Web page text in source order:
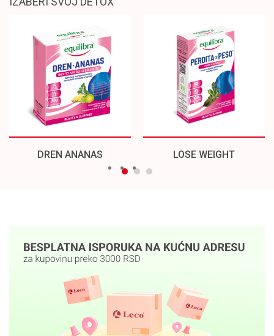
DREN ANANAS LOSE WEIGHT